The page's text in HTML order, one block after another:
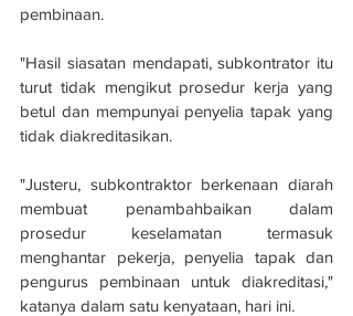
pembinaan.
"Hasil siasatan mendapati, subkontrator itu
turut tidak mengikut prosedur kerja yang
betul dan mempunyai penyelia tapak yang
tidak diakreditasikan.
"Justeru, subkontraktor berkenaan diarah
membuat penambahbaikan dalam
prosedur keselamatan termasuk
menghantar pekerja, penyelia tapak dan
pengurus pembinaan untuk diakreditasi,"
katanya dalam satu kenyataan, hari ini.